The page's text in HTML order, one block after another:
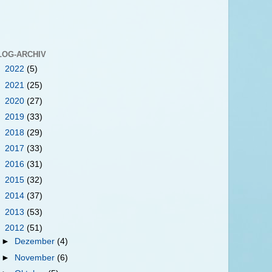
ARCHIV
2022 (5)
2021 (25)
2020 (27)
2019 (33)
2018 (29)
2017 (33)
2016 (31)
2015 (32)
2014 (37)
2013 (53)
2012 (51)
►
Dezember(4)
► November(6)